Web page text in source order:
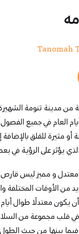
Tanomah
من مدينة تنومة الشهيرة
العام في جميع
أو مثيرة للقلق
يؤثر على الرؤية في
و مميز ليس قارص
من الأوقات المختلفة
يكون معتدلًا طوال
قلب مجموعة من
بينها من حيث